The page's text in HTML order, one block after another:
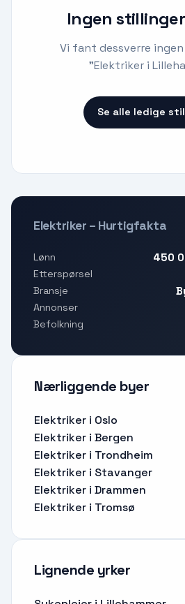
Ingen
Vi fant dessverre
"Elektriker i
Se alle ledige
Elektriker – Hurtigfakta
Lønn 450
Etterspørsel
Bransje
Annonser
Befolkning
Nærliggende byer
Elektriker i Oslo
Elektriker i Bergen
Elektriker i Trondheim
Elektriker i Stavanger
Elektriker i Drammen
Elektriker i Tromsø
Lignende yrker